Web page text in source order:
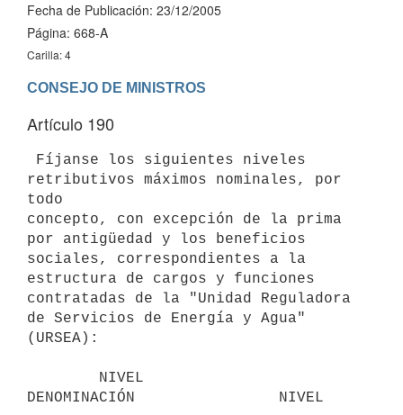
Fecha de Publicación: 23/12/2005
Página: 668-A
Carilla: 4
CONSEJO DE MINISTROS
Artículo 190
retributivos máximos nominales, por
todo
concepto, con excepción de la prima
por antigüedad y los beneficios
sociales, correspondientes a la
estructura de cargos y funciones
contratadas de la "Unidad Reguladora
de Servicios de Energía y Agua"
(URSEA):
DENOMINACIÓN                NIVEL